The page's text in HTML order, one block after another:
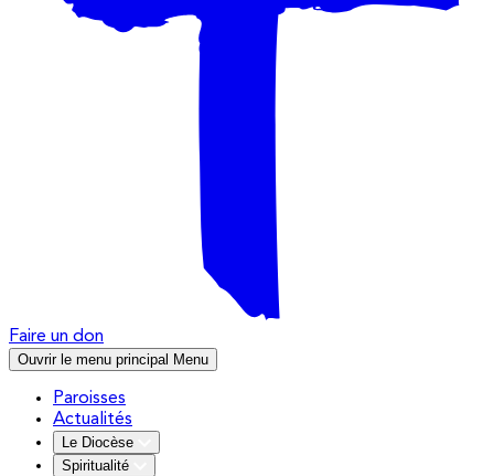
Faire un don
Ouvrir le menu principal Menu
Paroisses
Actualités
Le Diocèse
Spiritualité